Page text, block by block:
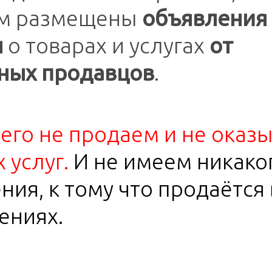
размещены объявления
о товарах и услугах от
продавцов.
не продаем и не
услуг. И не имеем
к тому что продаётся